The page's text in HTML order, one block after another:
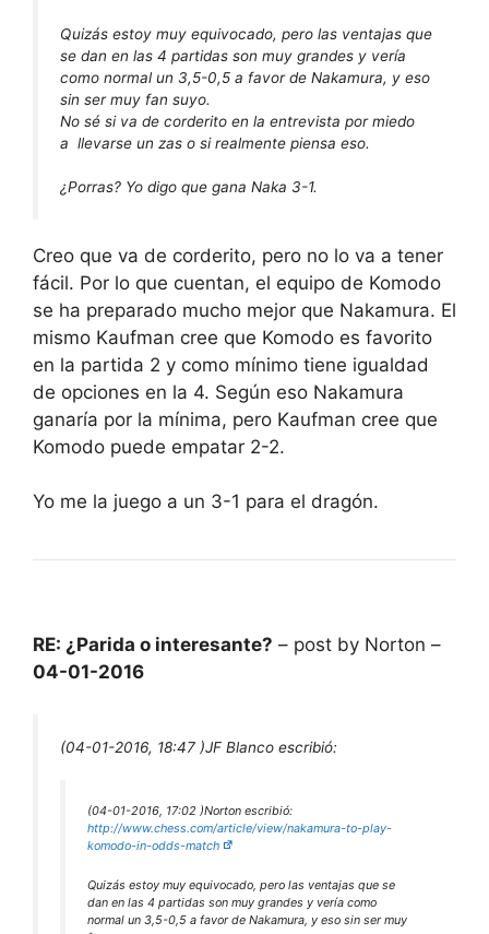
Quizás estoy muy equivocado, pero las ventajas que
se dan en las 4 partidas son muy grandes y vería
como normal un 3,5-0,5 a favor de Nakamura, y eso
sin ser muy fan suyo.
No sé si va de corderito en la entrevista por miedo
a llevarse un zas o si realmente piensa eso.
¿Porras? Yo digo que gana Naka 3-1.
Creo que va de corderito, pero no lo va a tener
fácil. Por lo que cuentan, el equipo de Komodo
se ha preparado mucho mejor que Nakamura. El
mismo Kaufman cree que Komodo es favorito
en la partida 2 y como mínimo tiene igualdad
de opciones en la 4. Según eso Nakamura
ganaría por la mínima, pero Kaufman cree que
Komodo puede empatar 2-2.
Yo me la juego a un 3-1 para el dragón.
RE: ¿Parida o interesante? – post by Norton –
04-01-2016
(04-01-2016, 18:47 )JF Blanco escribió:
(04-01-2016, 17:02 )Norton escribió:
http://www.chess.com/article/view/nakamura-to-play-
komodo-in-odds-match
Quizás estoy muy equivocado, pero las ventajas que se
dan en las 4 partidas son muy grandes y vería como
normal un 3,5-0,5 a favor de Nakamura, y eso sin ser muy